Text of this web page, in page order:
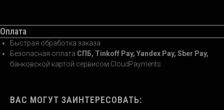
Оплата
Быстрая обработка заказа
Безопасная оплата СПБ, Tinkoff Pay, Yandex Pay, Sber Pay,
банковской картой сервисом CloudPayments
ВАС МОГУТ ЗАИНТЕРЕСОВАТЬ: